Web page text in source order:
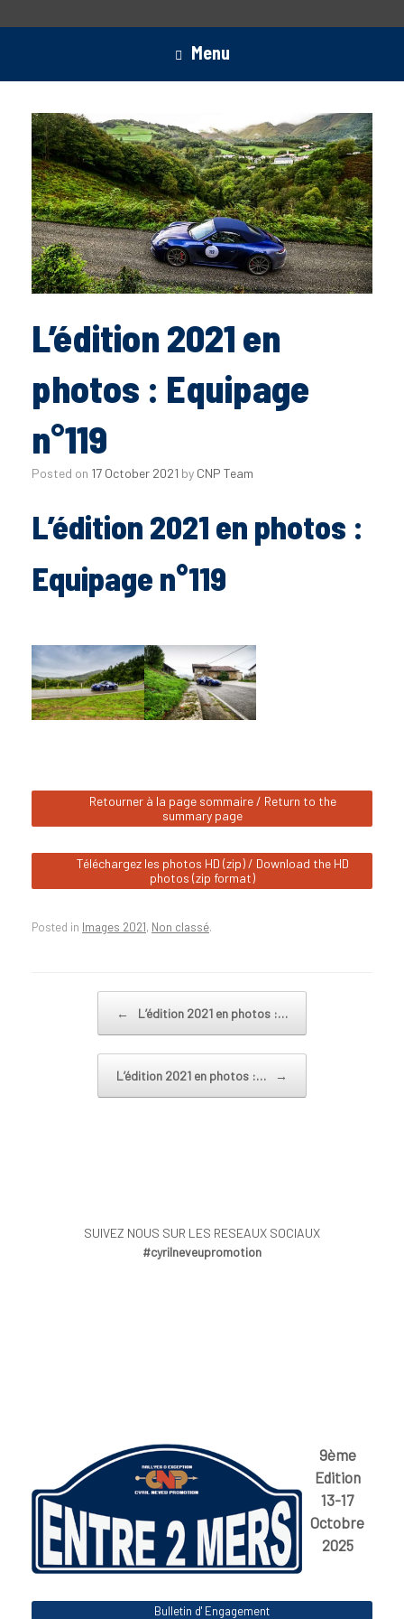
Menu
L’édition 2021 en
photos : Equipage
n°119
Posted on 17 October 2021 by CNP Team
L’édition 2021 en photos :
Equipage n°119
Retourner à la page sommaire / Return to the
summary page
Téléchargez les photos HD (zip) / Download the HD
photos (zip format)
Posted in Images 2021, Non classé.
← L’édition 2021 en photos :…
L’édition 2021 en photos :… →
SUIVEZ NOUS SUR LES RESEAUX SOCIAUX
#cyrilneveupromotion
9ème
Edition
13-17
Octobre
2025
Bulletin d' Engagement